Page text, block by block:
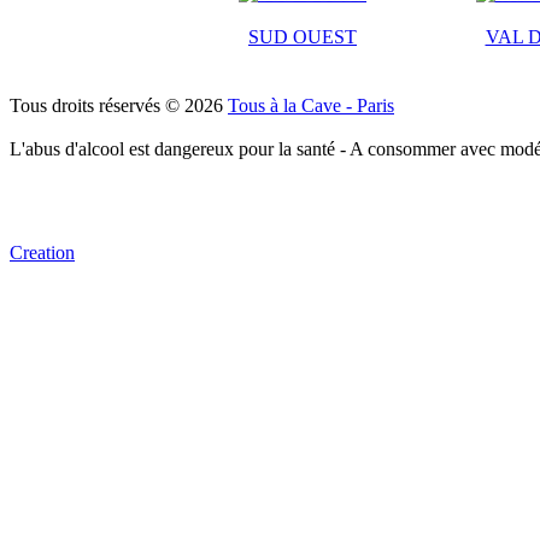
SUD OUEST VAL
Tous droits réservés © 2026 Tous à la Cave - Paris
L'abus d'alcool est dangereux pour la santé - A consommer avec
Creation